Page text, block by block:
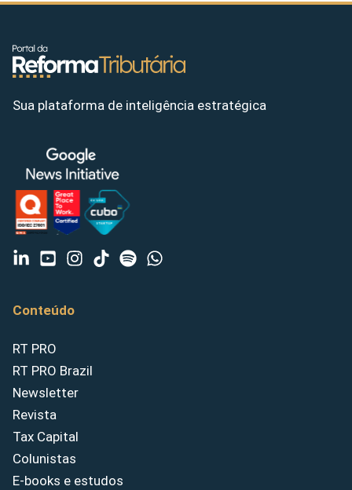
Sua plataforma de inteligência estratégica
Conteúdo
RT PRO
RT PRO Brazil
Newsletter
Revista
Tax Capital
Colunistas
E-books e estudos